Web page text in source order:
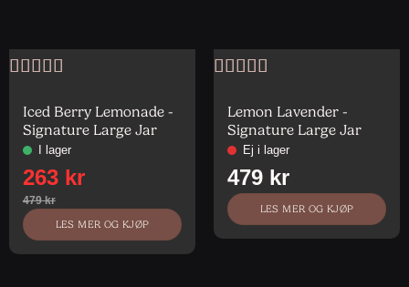
Iced Berry Lemonade -
Signature Large Jar
LES MER OG KJØP
av 5
Lemon Lavender -
Signature Large Jar
LES MER OG KJØP